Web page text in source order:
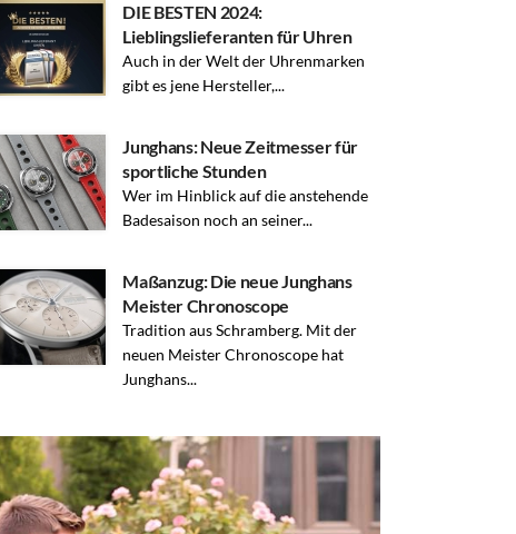
DIE BESTEN 2024:
Lieblingslieferanten für Uhren
Auch in der Welt der Uhrenmarken
gibt es jene Hersteller,...
Junghans: Neue Zeitmesser für
sportliche Stunden
Wer im Hinblick auf die anstehende
Badesaison noch an seiner...
Maßanzug: Die neue Junghans
Meister Chronoscope
Tradition aus Schramberg. Mit der
neuen Meister Chronoscope hat
Junghans...